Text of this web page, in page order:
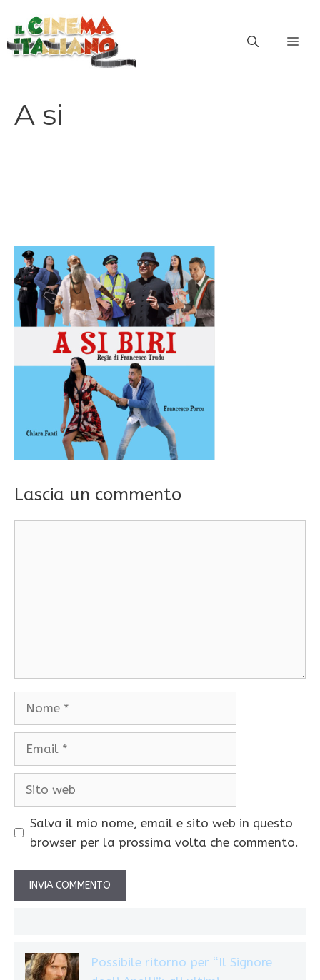
contenuto
A si
Lascia un commento
Salva il mio nome, email e sito web in questo
browser per la prossima volta che commento.
Possibile ritorno per “Il Signore